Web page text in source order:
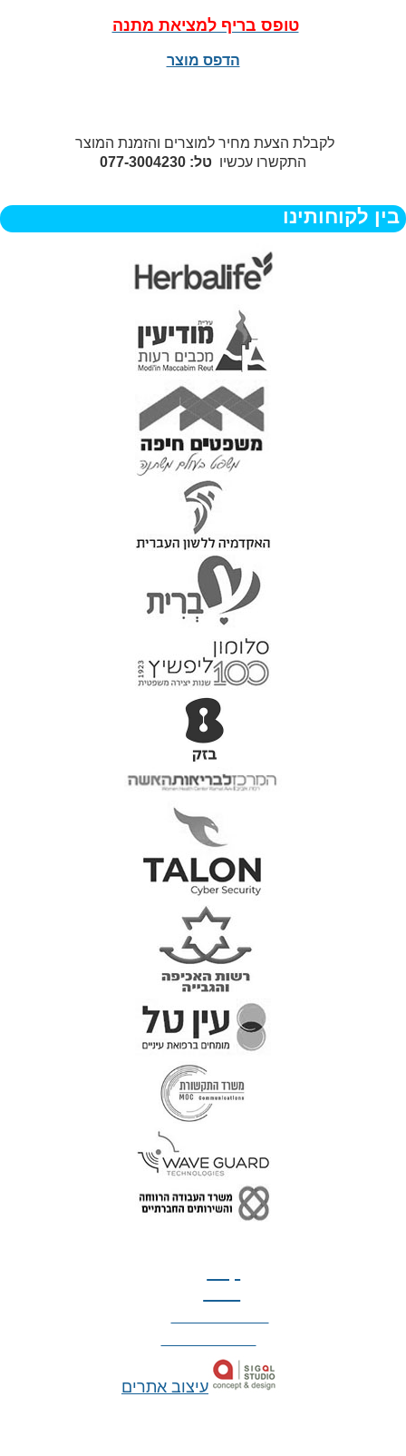
טופס בריף למציאת מתנה
הדפס מוצר
לקבלת הצעת מחיר למוצרים והזמנת המוצר
התקשרו עכשיו טל: 077-3004230
בין לקוחותינו
עיצוב אתרים